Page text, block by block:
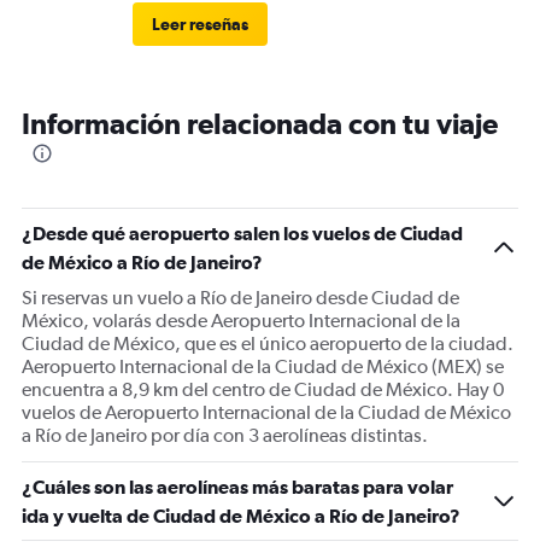
Leer reseñas
Información relacionada con tu viaje
¿Desde qué aeropuerto salen los vuelos de Ciudad
de México a Río de Janeiro?
Si reservas un vuelo a Río de Janeiro desde Ciudad de
México, volarás desde Aeropuerto Internacional de la
Ciudad de México, que es el único aeropuerto de la ciudad.
Aeropuerto Internacional de la Ciudad de México (MEX) se
encuentra a 8,9 km del centro de Ciudad de México. Hay 0
vuelos de Aeropuerto Internacional de la Ciudad de México
a Río de Janeiro por día con 3 aerolíneas distintas.
¿Cuáles son las aerolíneas más baratas para volar
ida y vuelta de Ciudad de México a Río de Janeiro?